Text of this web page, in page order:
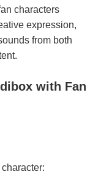
characters
expression,
from both
with Fan